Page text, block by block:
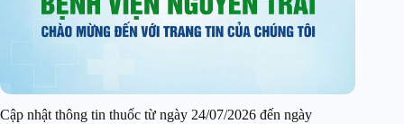
Cập nhật thông tin thuốc từ ngày 24/07/2026 đến ngày